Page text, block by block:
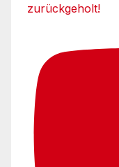
zurückgeholt!